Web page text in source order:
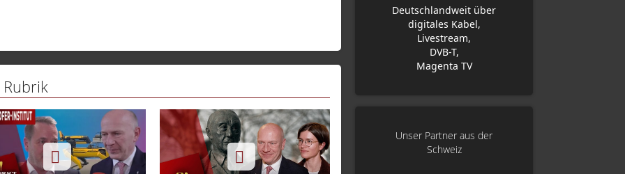
spezial
Aktuell
Creative Capital
& Gesundheit
Deutschlandweit über
digitales Kabel,
Livestream,
DVB-T,
Magenta TV
Unser Partner aus der
Schweiz